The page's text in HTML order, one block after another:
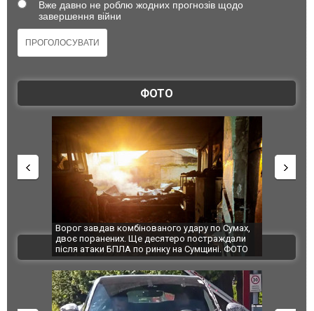
Вже давно не роблю жодних прогнозів щодо
завершення війни
ФОТО
комбінованого удару по Сумах,
Ще десятеро постраждали
БПЛА по ринку на Сумщині. ФОТО
За 2000 кілометрів від
Єкатеринбурзі після атаки
склад Wildberries. ФОТО. ВІДЕО
ВІДЕО